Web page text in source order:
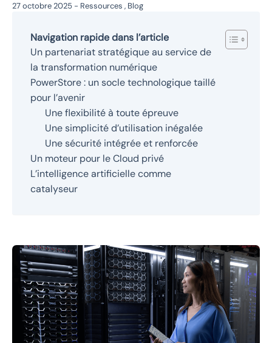
27 octobre 2025 - Ressources , Blog
Navigation rapide dans l’article
Un partenariat stratégique au service de
la transformation numérique
PowerStore : un socle technologique taillé
pour l’avenir
Une flexibilité à toute épreuve
Une simplicité d’utilisation inégalée
Une sécurité intégrée et renforcée
Un moteur pour le Cloud privé
L’intelligence artificielle comme
catalyseur